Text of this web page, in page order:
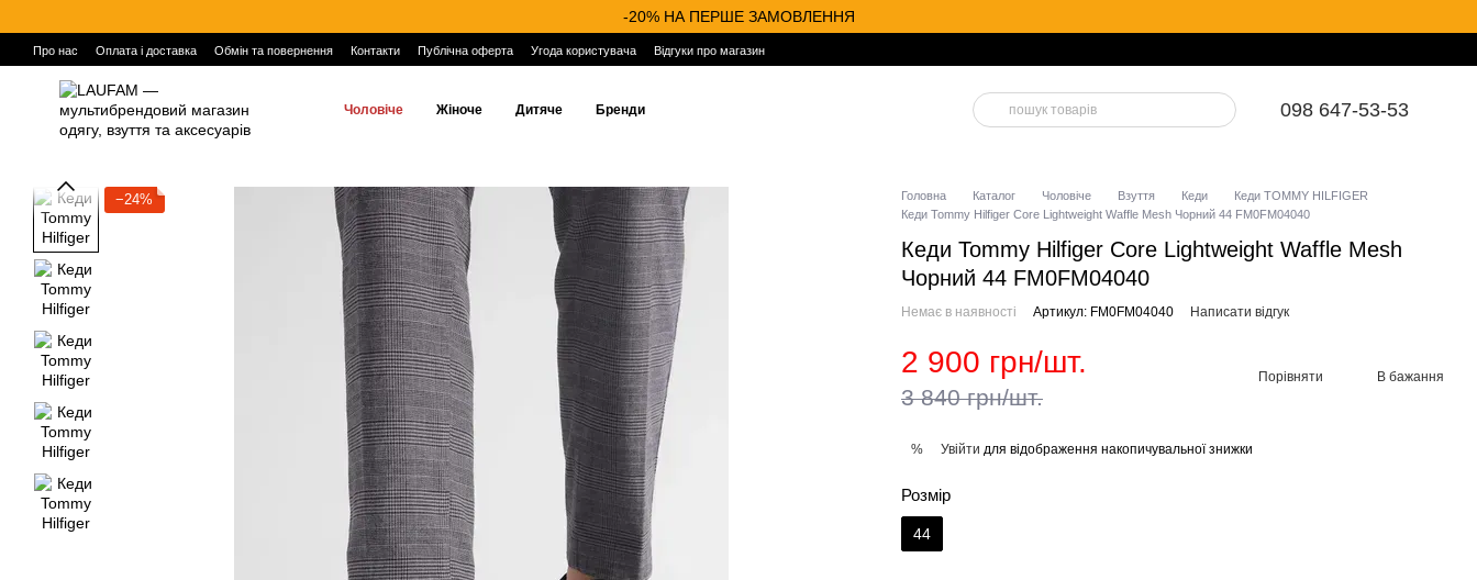
-20% НА ПЕРШЕ ЗАМОВЛЕННЯ
Про нас Оплата і доставка Обмін та повернення Контакти Публічна оферта Угода користувача Відгуки про магазин
Чоловіче Жіноче Дитяче Бренди 098 647-53-53
−24% Головна Каталог Чоловіче Взуття Кеди
Кеди TOMMY HILFIGER
Кеди Tommy Hilfiger Core Lightweight Waffle Mesh Чорний 44 FM0FM04040
Кеди Tommy Hilfiger Core Lightweight Waffle Mesh
Чорний 44 FM0FM04040
Немає в наявності Артикул: FM0FM04040 Написати відгук
2 900 грн/шт.
3 840 грн/шт.
Порівняти В бажання
% Увійти для відображення накопичувальної знижки
Розмір
44